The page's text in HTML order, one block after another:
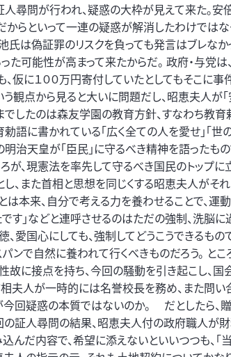
人尋問が行われ、疑惑の大枠が見えて来た。
からといって一連の疑惑が解消したわけでは
氏は偽証罪のリスクを負っても発言はブレな
た可能性が高まって来たからだ。 政府・与党
仮に１００万円寄付していたとしてもそこに
点から見ると大いに問題だし、昭恵夫人が「
したのは森友学園の教育方針、すなわち教育
語に書かれている「広く全ての人を愛せ」「
治天皇が「臣民」に守るべき精神を語ったも
が、現憲法を率先して守るべき国民のトップ
、また首相と思想を同じくする昭恵夫人がそ
本来、自分で考える力を養わせることで、運
」などと連呼させるのはただの強制、洗脳
愛国心にしても、強制してどうこうできるもの
で自然に養われて行くべきものだろう。 とこ
に接点を持ち、今回の騒動を引き起こし、国
夫人が一時的には名誉校長を務め、また問い
回疑惑の本質ではないのか。 だとしたら、
の証人尋問の結果、昭恵夫人付の政府職人が
んだ内容で、希望に添えないといいつつも、「